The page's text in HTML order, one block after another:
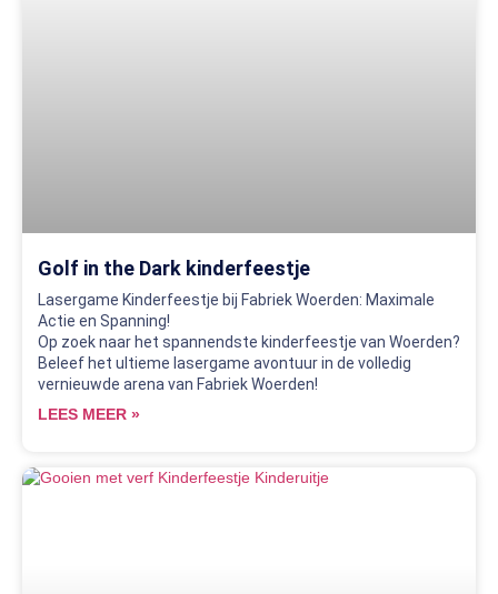
Golf in the Dark kinderfeestje
Lasergame Kinderfeestje bij Fabriek Woerden: Maximale
Actie en Spanning!
Op zoek naar het spannendste kinderfeestje van Woerden?
Beleef het ultieme lasergame avontuur in de volledig
vernieuwde arena van Fabriek Woerden!
LEES MEER »